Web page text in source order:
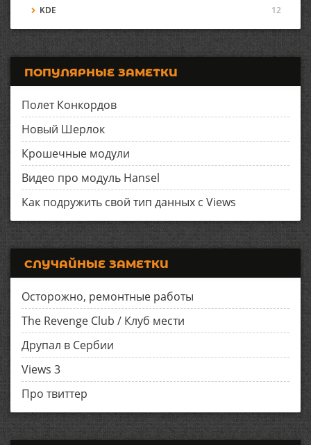
KDE
12
ПОПУЛЯРНЫЕ ЗАМЕТКИ
Полет Конкордов
Новый Шерлок
Крошечные модули
Видео про модуль Hansel
Как подружить свой тип данных с Views
СЛУЧАЙНЫЕ ЗАМЕТКИ
Осторожно, ремонтные работы
The Revenge Club / Клуб мести
Друпал в Сербии
Views 3
Про твиттер